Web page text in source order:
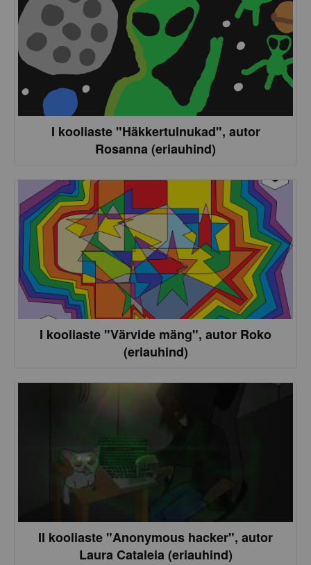
I kooliaste "Häkkertulnukad", autor
Rosanna (eriauhind)
I kooliaste "Värvide mäng", autor Roko
(eriauhind)
II kooliaste "Anonymous hacker", autor
Laura Cataleia (eriauhind)